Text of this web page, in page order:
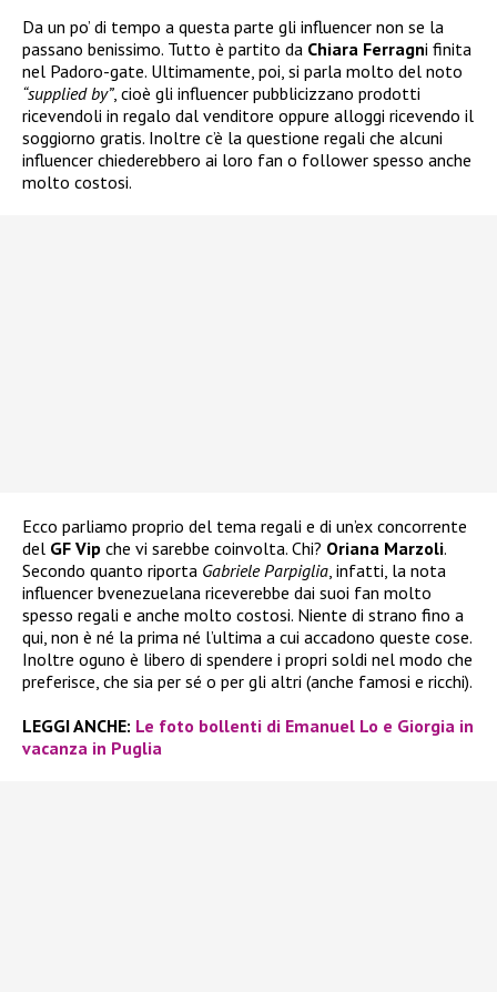
Da un po’ di tempo a questa parte gli influencer non se la
passano benissimo. Tutto è partito da Chiara Ferragni finita
nel Padoro-gate. Ultimamente, poi, si parla molto del noto
“supplied by”, cioè gli influencer pubblicizzano prodotti
ricevendoli in regalo dal venditore oppure alloggi ricevendo il
soggiorno gratis. Inoltre c’è la questione regali che alcuni
influencer chiederebbero ai loro fan o follower spesso anche
molto costosi.
Ecco parliamo proprio del tema regali e di un’ex concorrente
del GF Vip che vi sarebbe coinvolta. Chi? Oriana Marzoli.
Secondo quanto riporta Gabriele Parpiglia, infatti, la nota
influencer bvenezuelana riceverebbe dai suoi fan molto
spesso regali e anche molto costosi. Niente di strano fino a
qui, non è né la prima né l’ultima a cui accadono queste cose.
Inoltre oguno è libero di spendere i propri soldi nel modo che
preferisce, che sia per sé o per gli altri (anche famosi e ricchi).
LEGGI ANCHE: Le foto bollenti di Emanuel Lo e Giorgia in
vacanza in Puglia